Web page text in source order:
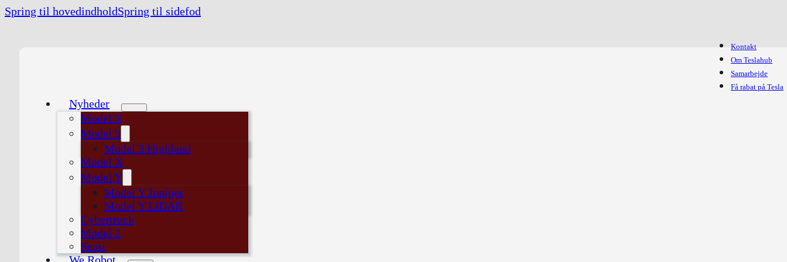
Spring til hovedindholdSpring til sidefod
Kontakt
Om Teslahub
Samarbejde
Få rabat på Tesla
Nyheder
Model S
Model 3
Model 3 Highland
Model X
Model Y
Model Y Juniper
Model Y LiDAR
Cybertruck
Model 2
Semi